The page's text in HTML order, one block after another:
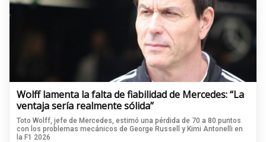
Wolff lamenta la falta de fiabilidad de Mercedes: “La
ventaja sería realmente sólida”
Toto Wolff, jefe de Mercedes, estimó una pérdida de 70 a 80 puntos
con los problemas mecánicos de George Russell y Kimi Antonelli en
la F1 2026